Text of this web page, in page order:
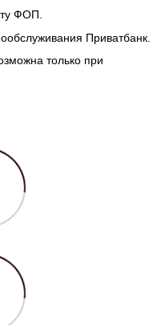
ФОП.
Приватбанк.
только при